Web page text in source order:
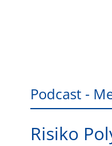
Podcast -
Risiko